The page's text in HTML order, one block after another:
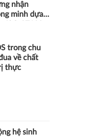
nhận
minh dựa
trong chu
về chất
thực
hệ sinh